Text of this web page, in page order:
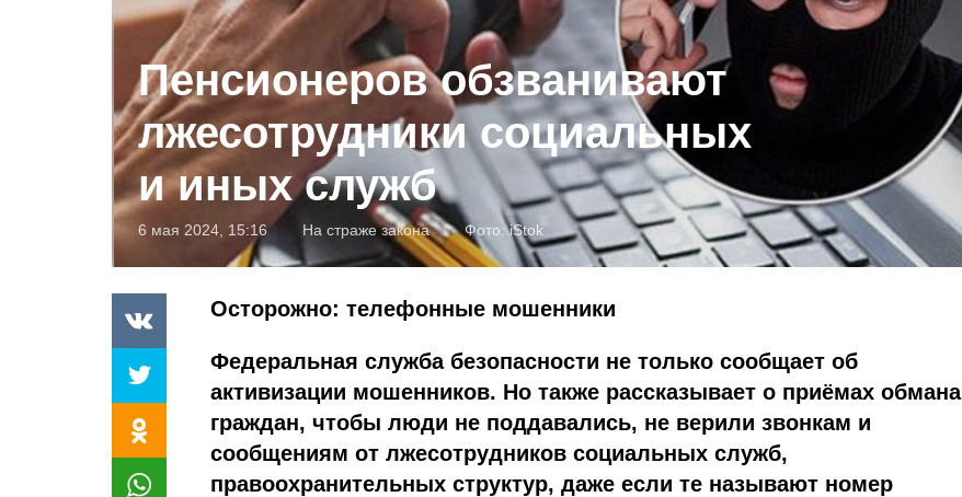
Пенсионеров обзванивают
лжесотрудники социальных
и иных служб
6 мая 2024, 15:16 На страже закона Фото:iStok
Осторожно: телефонные мошенники
Федеральная служба безопасности не только сообщает об
активизации мошенников. Но также рассказывает о приёмах обмана
граждан, чтобы люди не поддавались, не верили звонкам и
сообщениям от лжесотрудников социальных служб,
правоохранительных структур, даже если те называют номер